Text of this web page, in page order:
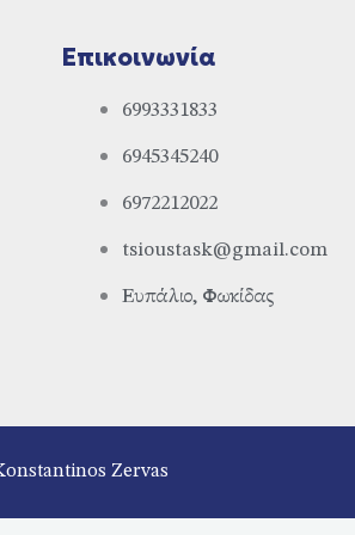
Επικοινωνία
6993331833
6945345240
6972212022
tsioustask@gmail.com
Ευπάλιο, Φωκίδας
Zervas